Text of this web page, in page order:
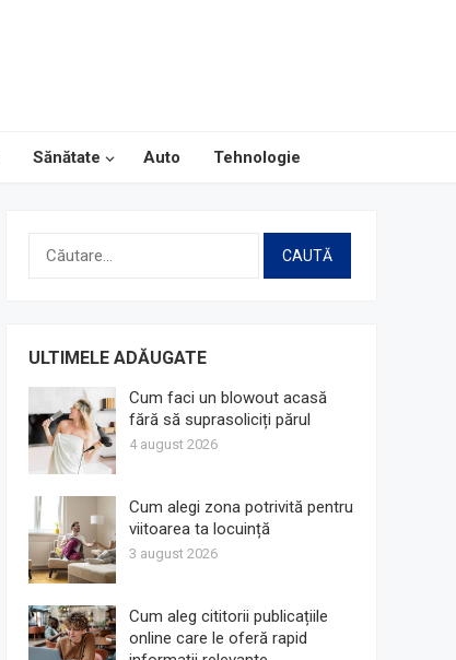
Sănătate Auto Tehnologie
Caută
ULTIMELE ADĂUGATE
Cum faci un blowout acasă
fără să suprasoliciți părul
4 august 2026
Cum alegi zona potrivită pentru
viitoarea ta locuință
3 august 2026
Cum aleg cititorii publicațiile
online care le oferă rapid